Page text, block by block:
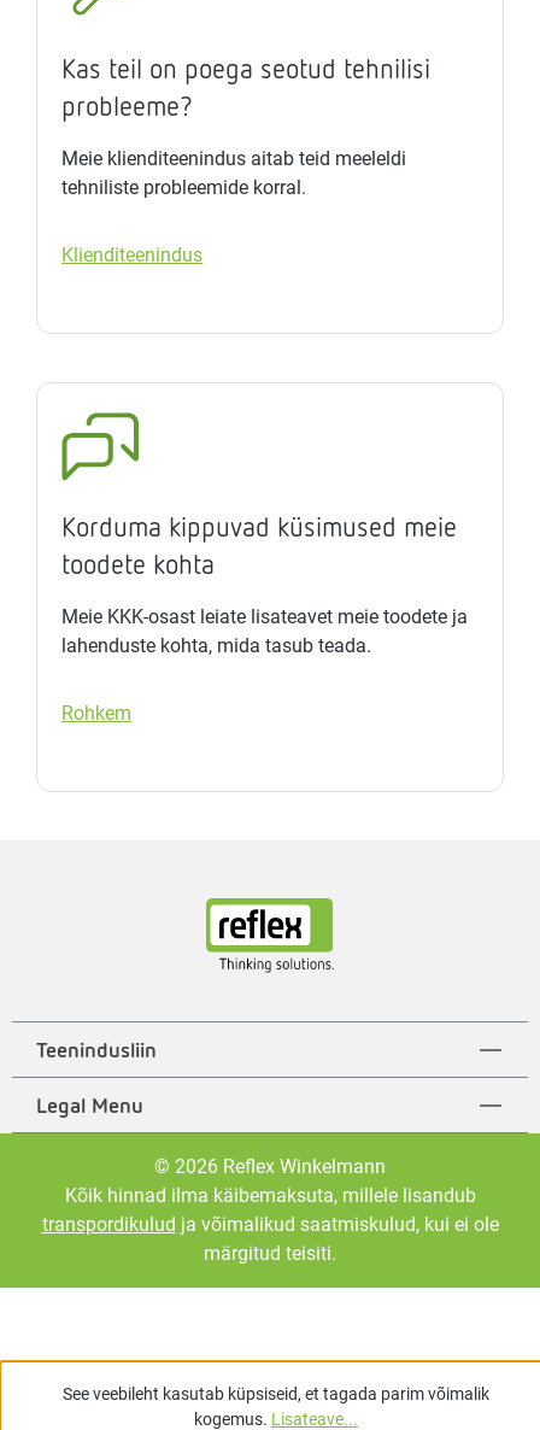
Kas teil on poega seotud tehnilisi
probleeme?
Meie klienditeenindus aitab teid meeleldi
tehniliste probleemide korral.
Klienditeenindus
Korduma kippuvad küsimused meie
toodete kohta
Meie KKK-osast leiate lisateavet meie toodete ja
lahenduste kohta, mida tasub teada.
Rohkem
Teenindusliin
Legal Menu
© 2026 Reflex Winkelmann
Kõik hinnad ilma käibemaksuta, millele lisandub
transpordikulud ja võimalikud saatmiskulud, kui ei ole
märgitud teisiti.
See veebileht kasutab küpsiseid, et tagada parim võimalik
kogemus. Lisateave...